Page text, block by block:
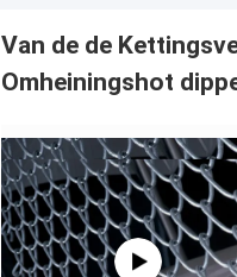
Van de de
Omheiningshot